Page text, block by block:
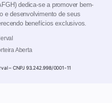
dedica-se a promover bem-
e desenvolvimento de seus
benefícios exclusivos.
Aberta
– CNPJ 93.242.998/0001-11